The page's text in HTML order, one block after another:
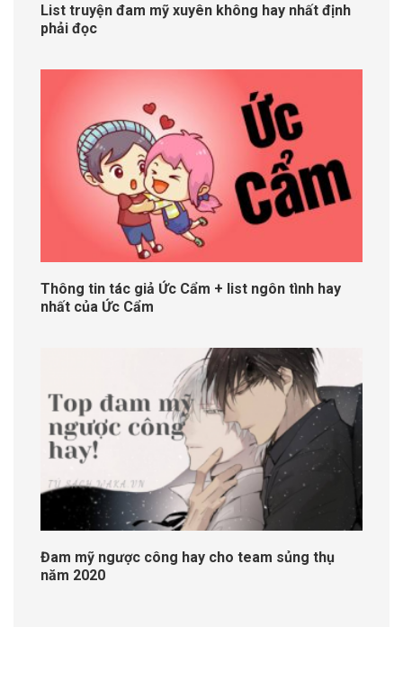
List truyện đam mỹ xuyên không hay nhất định
phải đọc
Thông tin tác giả Ức Cẩm + list ngôn tình hay
nhất của Ức Cẩm
Đam mỹ ngược công hay cho team sủng thụ
năm 2020